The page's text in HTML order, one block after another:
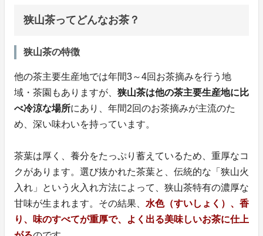
狭山茶ってどんなお茶？
狭山茶の特徴
他の茶主要生産地では年間3～4回お茶摘みを行う地
域・茶園もありますが、 狭山茶は他の茶主要生産地に比
べ冷涼な場所にあり、年間2回のお茶摘みが主流のた
め、深い味わいを持っています。
茶葉は厚く、養分をたっぷり蓄えているため、重厚なコ
クがあります。選び抜かれた茶葉と、伝統的な「狭山火
入れ」という火入れ方法によって、狭山茶特有の濃厚な
甘味が生まれます。その結果、 水色（すいしょく）、香
り、味のすべてが重厚で、よく出る美味しいお茶に仕上